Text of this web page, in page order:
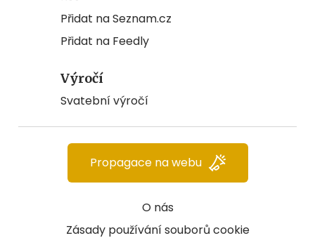
Přidat na Seznam.cz
Přidat na Feedly
Výročí
Svatební výročí
O nás
Zásady používání souborů cookie
Propagace na webu